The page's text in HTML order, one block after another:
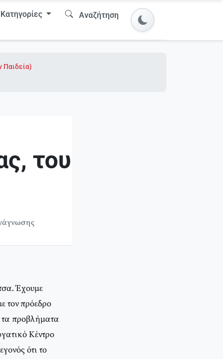
Κατηγορίες Αναζήτηση
Παιδεία)
του
Έχουμε
τον πρόεδρο
τα προβλήματα
Κέντρο
ότι το